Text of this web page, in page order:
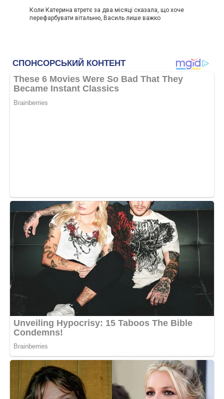
Коли Катерина втретє за два місяці сказала, що хоче
перефарбувати вітальню, Василь лише важко